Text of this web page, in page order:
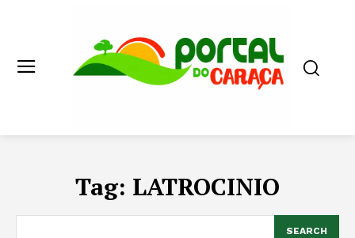
Tag: LATROCINIO
SEARCH